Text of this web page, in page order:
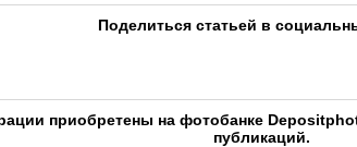
Поделиться статьей в
приобретены на фотобанке
публикаций.